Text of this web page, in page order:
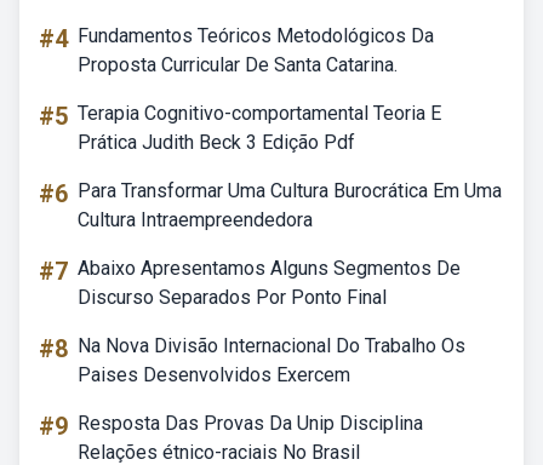
#4 Fundamentos Teóricos Metodológicos Da
Proposta Curricular De Santa Catarina.
#5 Terapia Cognitivo-comportamental Teoria E
Prática Judith Beck 3 Edição Pdf
#6 Para Transformar Uma Cultura Burocrática Em Uma
Cultura Intraempreendedora
#7 Abaixo Apresentamos Alguns Segmentos De
Discurso Separados Por Ponto Final
#8 Na Nova Divisão Internacional Do Trabalho Os
Paises Desenvolvidos Exercem
#9 Resposta Das Provas Da Unip Disciplina
Relações étnico-raciais No Brasil